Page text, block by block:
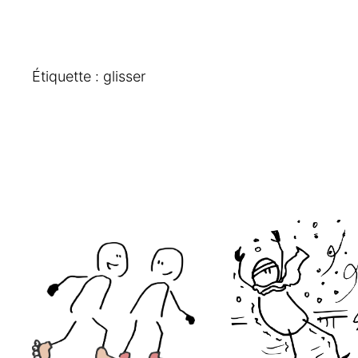
Étiquette : glisser